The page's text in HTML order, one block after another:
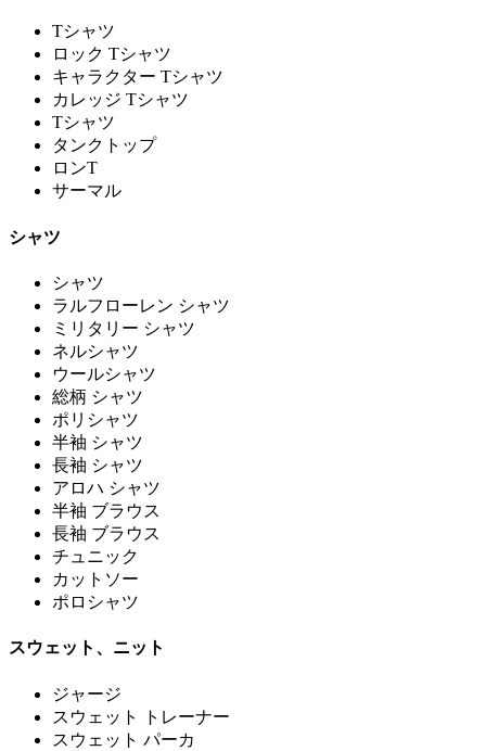
Tシャツ
ロック Tシャツ
キャラクター Tシャツ
カレッジ Tシャツ
Tシャツ
タンクトップ
ロンT
サーマル
シャツ
シャツ
ラルフローレン シャツ
ミリタリー シャツ
ネルシャツ
ウールシャツ
総柄 シャツ
ポリシャツ
半袖 シャツ
長袖 シャツ
アロハ シャツ
半袖 ブラウス
長袖 ブラウス
チュニック
カットソー
ポロシャツ
スウェット、ニット
ジャージ
スウェット トレーナー
スウェット パーカ